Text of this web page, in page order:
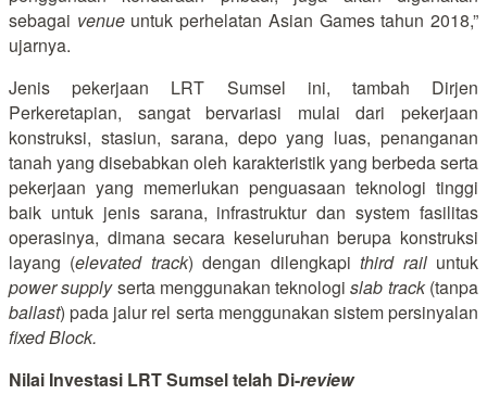
sebagai venueuntuk perhelatan Asian Games tahun 2018,”
ujarnya.
Jenis pekerjaan LRT Sumsel ini, tambah Dirjen
Perkeretapian, sangat bervariasi mulai dari pekerjaan
konstruksi, stasiun, sarana, depo yang luas, penanganan
tanah yang disebabkan oleh karakteristik yang berbeda serta
pekerjaan yang memerlukan penguasaan teknologi tinggi
baik untuk jenis sarana, infrastruktur dan system fasilitas
operasinya, dimana secara keseluruhan berupa konstruksi
layang (elevated track) dengan dilengkapithird railuntuk
power supplyserta menggunakan teknologislab track(tanpa
ballast) pada jalur rel serta menggunakan sistem persinyalan
fixed Block.
Nilai Investasi LRT Sumsel telah Di-review